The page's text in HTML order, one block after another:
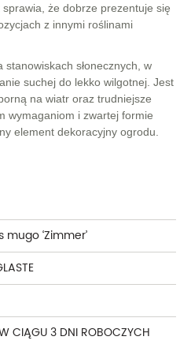
że dobrze prezentuje się
z innymi roślinami
stanowiskach słonecznych, w
suchej do lekko wilgotnej. Jest
na wiatr oraz trudniejsze
wymaganiom i zwartej formie
element dekoracyjny ogrodu.
mugo ‘Zimmer’
CIĄGU 3 DNI ROBOCZYCH